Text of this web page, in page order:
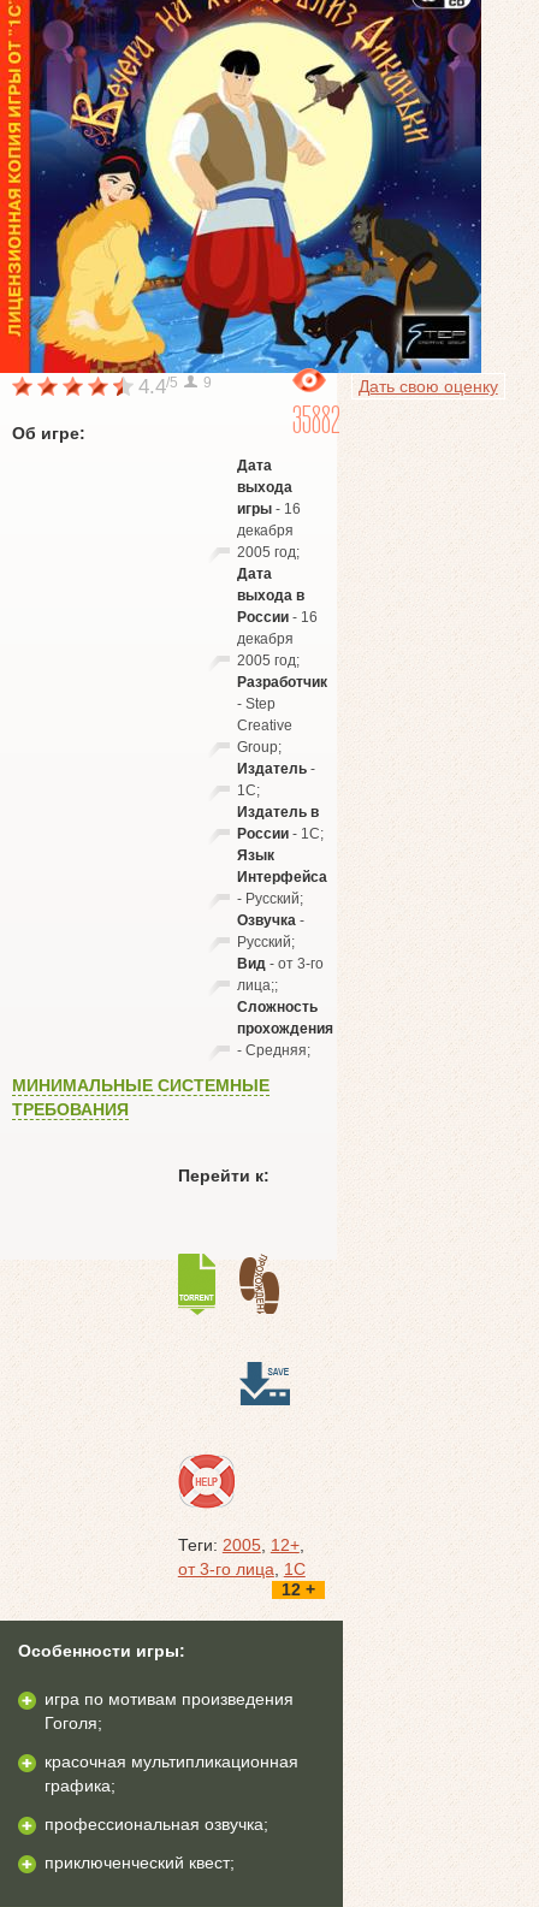
Дать свою оценку
4.4/5 9
35882
Об игре:
Дата
выхода
игры- 16
декабря
2005 год;
Дата
выхода в
России- 16
декабря
2005 год;
Разработчик
- Step
Creative
Group;
Издатель-
1C;
Издатель в
России- 1C;
Язык
Интерфейса
- Русский;
Озвучка-
Русский;
Вид- от 3-го
лица;;
Сложность
прохождения
- Средняя;
МИНИМАЛЬНЫЕ СИСТЕМНЫЕ
ТРЕБОВАНИЯ
Перейти к:
Теги: 2005, 12+,
от 3-го лица
1C
12 +
Особенности игры:
игра по мотивам произведения
Гоголя;
красочная мультипликационная
графика;
профессиональная озвучка;
приключенческий квест;